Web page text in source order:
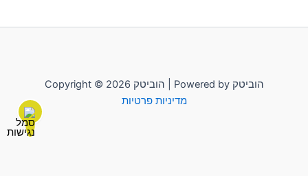
Copyright © 2026 הוביטק | Powered by הוביטק
מדיניות פרטיות